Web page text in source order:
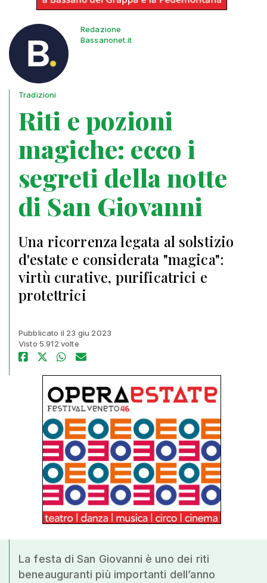
Redazione
Bassanonet.it
Tradizioni
Riti e pozioni
magiche: ecco i
segreti della notte
di San Giovanni
Una ricorrenza legata al solstizio
d'estate e considerata "magica":
virtù curative, purificatrici e
protettrici
Pubblicato il 23 giu 2023
Visto 5.912 volte
La festa di San Giovanni è uno dei riti
beneauguranti più importanti dell’anno